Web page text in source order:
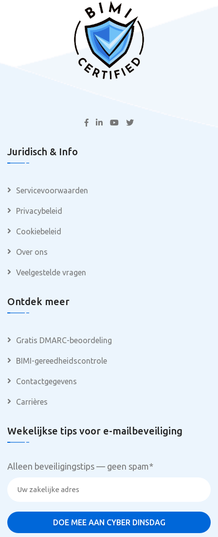
Juridisch & Info
Servicevoorwaarden
Privacybeleid
Cookiebeleid
Over ons
Veelgestelde vragen
Ontdek meer
Gratis DMARC-beoordeling
BIMI-gereedheidscontrole
Contactgegevens
Carrières
Wekelijkse tips voor e-mailbeveiliging
Alleen beveiligingstips — geen spam*